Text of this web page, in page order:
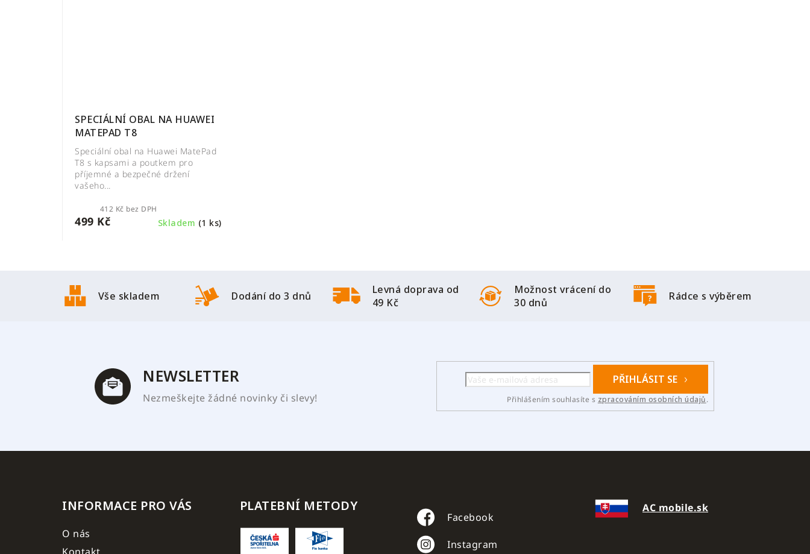
SPECIÁLNÍ OBAL NA HUAWEI
MATEPAD T8
Skladem (1 ks)
412 Kč bez DPH
499 Kč
Speciální obal na Huawei MatePad
T8 s kapsami a poutkem pro
příjemné a bezpečné držení
vašeho...
Vše skladem Dodání do 3 dnů
Levná doprava od
49 Kč
Možnost vrácení do
30 dnů
Rádce s výběrem
NEWSLETTER
Nezmeškejte žádné novinky či slevy!
PŘIHLÁSIT SE
Přihlášením souhlasíte s zpracováním osobních údajů.
INFORMACE PRO VÁS
O nás
PLATEBNÍ METODY
Facebook
Instagram
AC mobile.sk